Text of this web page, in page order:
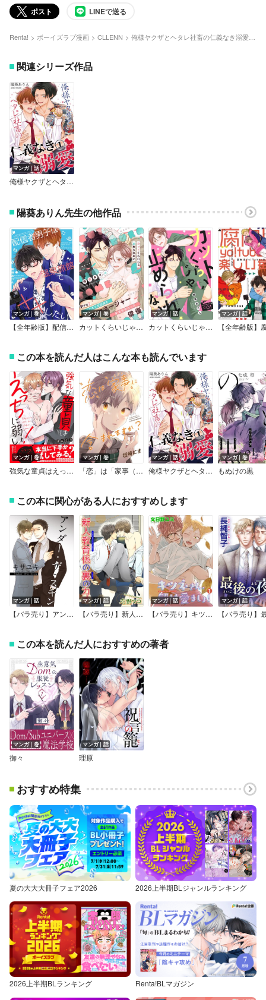
ポスト LINEで送る
Renta! ボーイズラブ漫画 CLLENN 俺様ヤクザとヘタレ社畜の仁義なき溺愛【単行本版】
関連シリーズ作品
マンガ｜話
俺様ヤクザとヘタレ社畜の仁義なき溺愛
陽葵ありん先生の他作品
マンガ｜巻
【全年齢版】配信者男子は温泉旅館で××したい
マンガ｜巻
カットくらいじゃ止められない【単行本版／Renta！限定描き下ろし漫画付き】
マンガ｜話
カットくらいじゃ止められない
マンガ｜話
この本を読んだ人はこんな本も読んでいます
マンガ｜巻
強気な童貞はえっちに弱い！【電子単行本版／限定特典まんが付き】
マンガ｜巻
「恋」は「家事（しごと）」に含まれますか？【完全版（特典付き）】
マンガ｜話
俺様ヤクザとヘタレ社畜の仁義なき溺愛
マンガ｜巻
もぬけの黒
この本に関心がある人におすすめします
マンガ｜話
【バラ売り】アンダー・ザ・スキン
マンガ｜話
【バラ売り】新人教育係の裏のカオ
マンガ｜話
【バラ売り】キツネさん、解け愛ましょ！
マンガ｜話
この本を読んだ人におすすめの著者
マンガ｜巻
御々
マンガ｜話
理原
おすすめ特集
夏の大大大冊子フェア2026 2026上半期BLジャンルランキング
2026上半期BLランキング Renta!BLマガジン